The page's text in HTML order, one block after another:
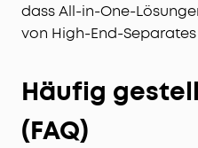
dass All-in-One-
von High-End-
Häufig
(FAQ)